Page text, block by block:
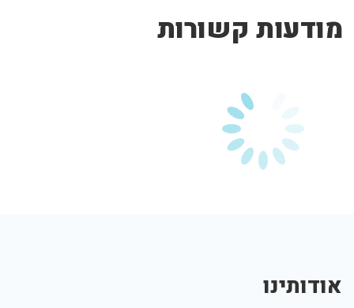
מודעות קשורות
אודותינו